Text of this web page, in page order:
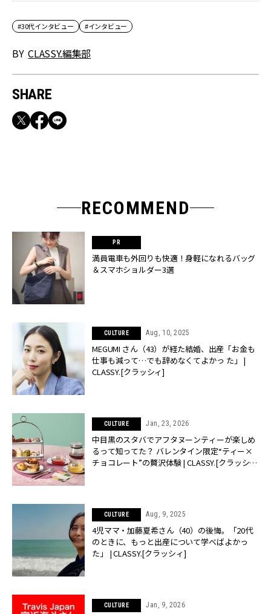
#30代インタビュー #インタビュー
BY CLASSY.編集部
SHARE
RECOMMEND
満員電車も外回りも快適！身軽になれるバッグ
＆スマホショルダー3選
CULTURE Aug, 10, 2025
MEGUMI さん（43）が経た結婚、出産「お金も
仕事も減って…でも辞めなくてよかっ た」 |
CLASSY.[クラッシィ]
CULTURE Jan, 23, 2026
中目黒のスタバでアフタヌーンティーが楽しめ
るって知ってた？ バレンタイン限定“ティー×
チョコレート”の贅沢体験 | CLASSY.[クラッシ
CULTURE Aug, 9, 2025
4児ママ・加藤夏希さん（40）の後悔。「20代
のときに、もっと出産について学べばよかっ
た」 | CLASSY.[クラッシィ]
CULTURE Jan, 9, 2026